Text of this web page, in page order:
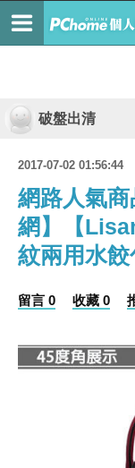
破盤出清
2017-07-02 01:56:44
網路人氣
網】【
紋兩用水
留言 0 收藏 0